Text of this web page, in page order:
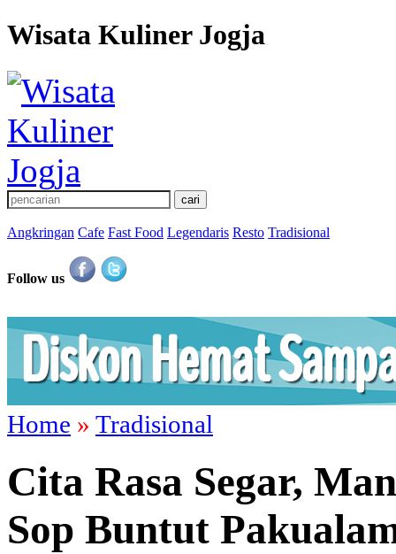
Wisata Kuliner Jogja
Angkringan Cafe Fast Food Legendaris Resto Tradisional
Follow us
Home » Tradisional
Cita Rasa Segar,
Sop Buntut